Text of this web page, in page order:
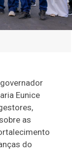
Eunice
as
do